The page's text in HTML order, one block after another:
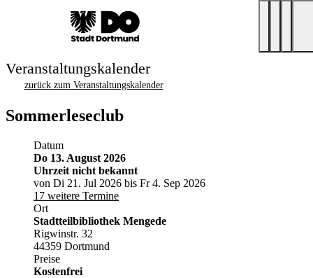
Veranstaltungskalender
zurück zum Veranstaltungskalender
Sommerleseclub
Datum
Do 13. August 2026
Uhrzeit nicht bekannt
von Di 21. Jul 2026 bis Fr 4. Sep 2026
17 weitere Termine
Ort
Stadtteilbibliothek Mengede
Rigwinstr. 32
44359 Dortmund
Preise
Kostenfrei